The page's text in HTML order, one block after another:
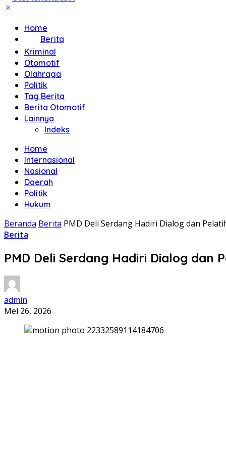
Home
Berita
Kriminal
Otomotif
Olahraga
Politik
Tag Berita
Berita Otomotif
Lainnya
Indeks
Home
Internasional
Nasional
Daerah
Politik
Hukum
Beranda Berita PMD Deli Serdang Hadiri Dialog dan
Berita
PMD Deli Serdang Hadiri Dialog dan
admin
Mei 26, 2026